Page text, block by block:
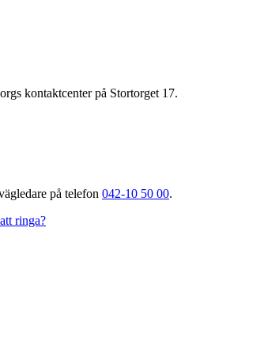
kontaktcenter på Stortorget 17.
på telefon 042-10 50 00.
ringa?